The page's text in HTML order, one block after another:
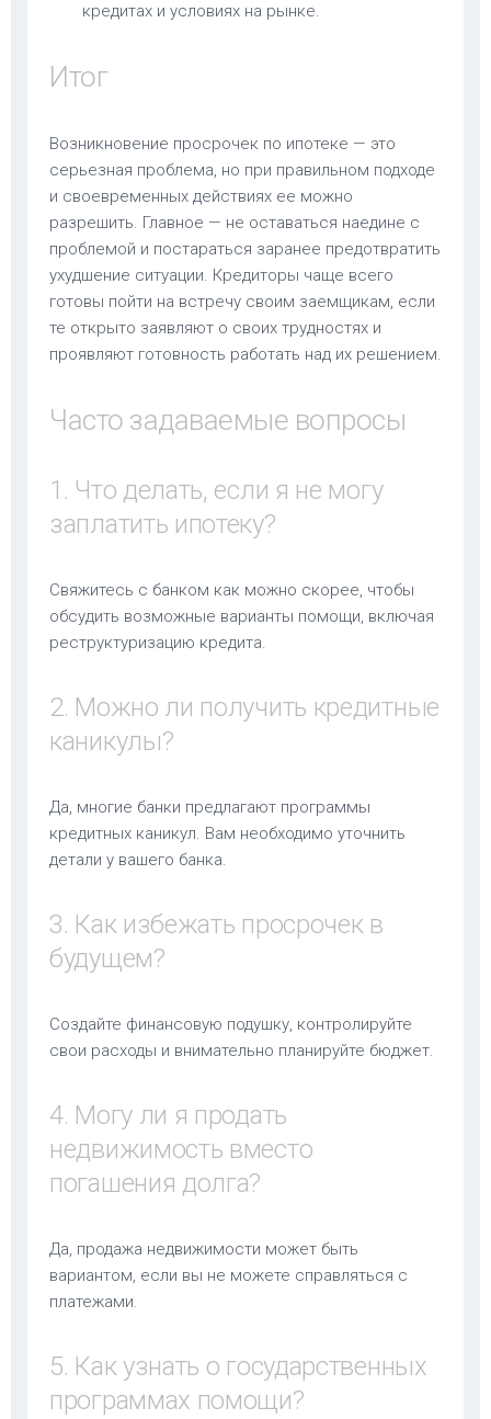
кредитах и условиях на рынке.
Итог
Возникновение просрочек по ипотеке — это
серьезная проблема, но при правильном подходе
и своевременных действиях ее можно
разрешить. Главное — не оставаться наедине с
проблемой и постараться заранее предотвратить
ухудшение ситуации. Кредиторы чаще всего
готовы пойти на встречу своим заемщикам, если
те открыто заявляют о своих трудностях и
проявляют готовность работать над их решением.
Часто задаваемые вопросы
1. Что делать, если я не могу
заплатить ипотеку?
Свяжитесь с банком как можно скорее, чтобы
обсудить возможные варианты помощи, включая
реструктуризацию кредита.
2. Можно ли получить кредитные
каникулы?
Да, многие банки предлагают программы
кредитных каникул. Вам необходимо уточнить
детали у вашего банка.
3. Как избежать просрочек в
будущем?
Создайте финансовую подушку, контролируйте
свои расходы и внимательно планируйте бюджет.
4. Могу ли я продать
недвижимость вместо
погашения долга?
Да, продажа недвижимости может быть
вариантом, если вы не можете справляться с
платежами.
5. Как узнать о государственных
программах помощи?